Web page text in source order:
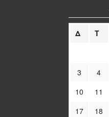
Δ Τ
3
4
10
11
17
18